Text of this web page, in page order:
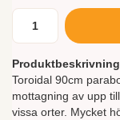
Toroidal 90cm
mottagning av upp
vissa orter. Mycket